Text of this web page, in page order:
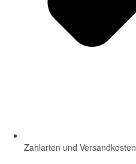
Zahlarten und Versandkosten